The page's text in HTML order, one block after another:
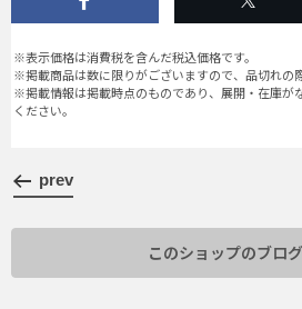
※表示価格は消費税を含んだ税込価格です。
※掲載商品は数に限りがございますので、品切れの
※掲載情報は掲載時点のものであり、展開・在庫が
ください。
prev
このショップのブロ